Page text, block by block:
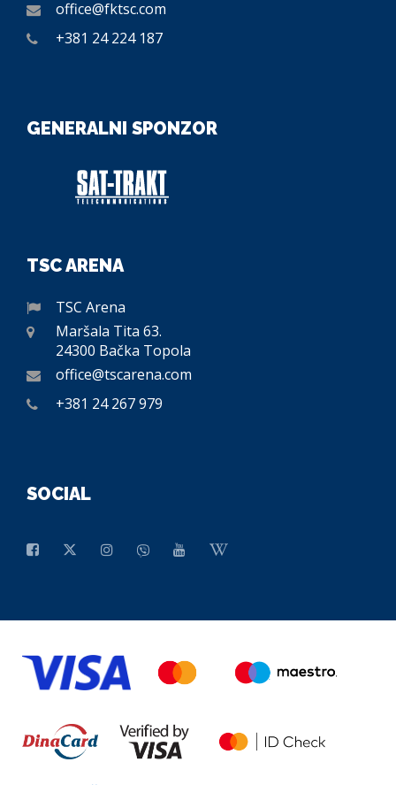
office@fktsc.com
+381 24 224 187
GENERALNI SPONZOR
TSC ARENA
TSC Arena
Maršala Tita 63.
24300 Bačka Topola
office@tscarena.com
+381 24 267 979
SOCIAL